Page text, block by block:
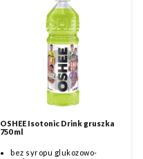
OSHEE Isotonic Drink gruszka
750 ml
bez syropu glukozowo-